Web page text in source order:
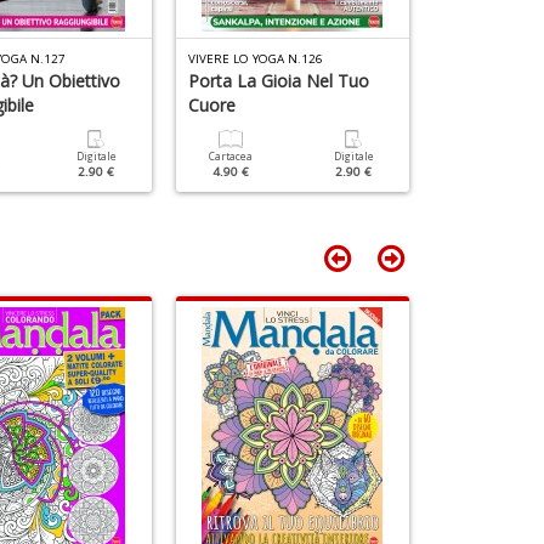
N.127
Un Obiettivo
Digitale
2.90 €
VIVERE LO YOGA N.126
Porta La Gioia Nel Tuo
Cuore
Cartacea
4.90 €
Digitale
2.90 €